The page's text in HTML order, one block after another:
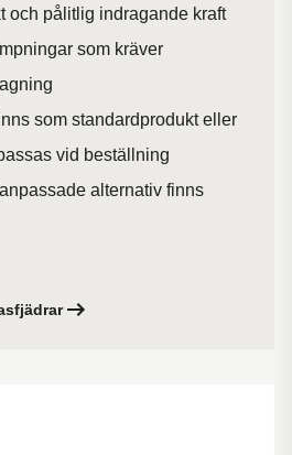
och pålitlig indragande kraft
som kräver
som standardprodukt eller
vid beställning
alternativ finns